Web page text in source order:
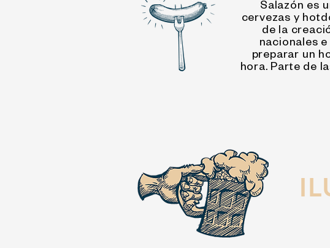
Salazón es
cervezas y
de la
nacionales
preparar un
hora. Parte de